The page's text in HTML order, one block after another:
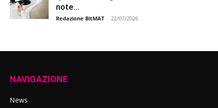
note...
Redazione BitMAT - 22/07/2026
NAVIGAZIONE
News